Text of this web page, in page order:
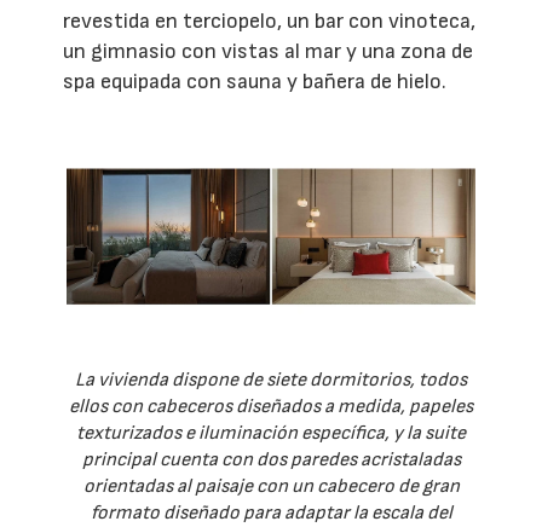
revestida en terciopelo, un bar con vinoteca,
un gimnasio con vistas al mar y una zona de
spa equipada con sauna y bañera de hielo.
La vivienda dispone de siete dormitorios, todos
ellos con cabeceros diseñados a medida, papeles
texturizados e iluminación específica, y la suite
principal cuenta con dos paredes acristaladas
orientadas al paisaje con un cabecero de gran
formato diseñado para adaptar la escala del